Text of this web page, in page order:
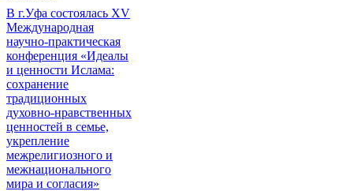
В г.Уфа состоялась XV
Международная
научно-практическая
конференция «Идеалы
и ценности Ислама:
сохранение
традиционных
духовно-нравственных
ценностей в семье,
укрепление
межрелигиозного и
межнационального
мира и согласия»